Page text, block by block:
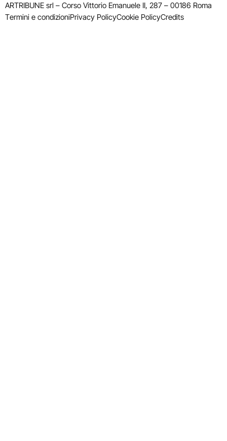
ARTRIBUNE srl – Corso Vittorio Emanuele II, 287 – 00186 Roma
Termini e condizioniPrivacy PolicyCookie PolicyCredits